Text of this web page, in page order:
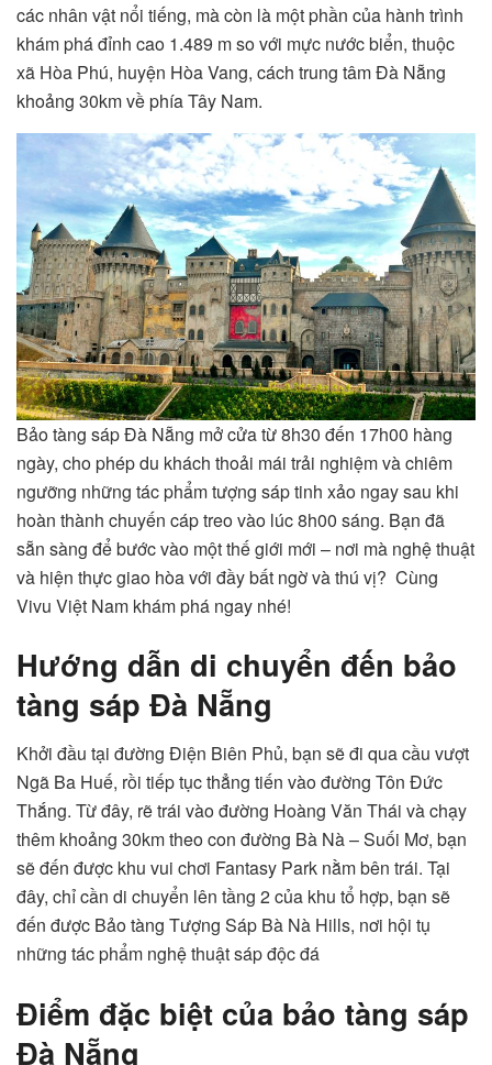
các nhân vật nổi tiếng, mà còn là một phần của hành trình
khám phá đỉnh cao 1.489 m so với mực nước biển, thuộc
xã Hòa Phú, huyện Hòa Vang, cách trung tâm Đà Nẵng
khoảng 30km về phía Tây Nam.
Bảo tàng sáp Đà Nẵng mở cửa từ 8h30 đến 17h00 hàng
ngày, cho phép du khách thoải mái trải nghiệm và chiêm
ngưỡng những tác phẩm tượng sáp tinh xảo ngay sau khi
hoàn thành chuyến cáp treo vào lúc 8h00 sáng. Bạn đã
sẵn sàng để bước vào một thế giới mới – nơi mà nghệ thuật
và hiện thực giao hòa với đầy bất ngờ và thú vị? Cùng
Vivu Việt Nam khám phá ngay nhé!
Hướng dẫn di chuyển đến bảo
tàng sáp Đà Nẵng
Khởi đầu tại đường Điện Biên Phủ, bạn sẽ đi qua cầu vượt
Ngã Ba Huế, rồi tiếp tục thẳng tiến vào đường Tôn Đức
Thắng. Từ đây, rẽ trái vào đường Hoàng Văn Thái và chạy
thêm khoảng 30km theo con đường Bà Nà – Suối Mơ, bạn
sẽ đến được khu vui chơi Fantasy Park nằm bên trái. Tại
đây, chỉ cần di chuyển lên tầng 2 của khu tổ hợp, bạn sẽ
đến được Bảo tàng Tượng Sáp Bà Nà Hills, nơi hội tụ
những tác phẩm nghệ thuật sáp độc đá
Điểm đặc biệt của bảo tàng sáp
Đà Nẵng